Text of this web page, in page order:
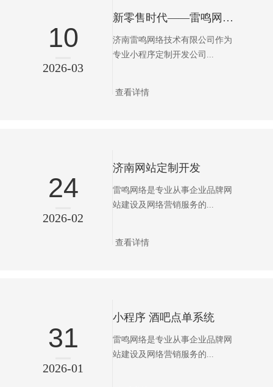
10
2026-03
新零售时代——雷鸣网络商城系统如何赋能企业增长
济南雷鸣网络技术有限公司作为
专业小程序定制开发公司...
查看详情
24
2026-02
济南网站定制开发
雷鸣网络是专业从事企业品牌网
站建设及网络营销服务的...
查看详情
31
2026-01
小程序 酒吧点单系统
雷鸣网络是专业从事企业品牌网
站建设及网络营销服务的...